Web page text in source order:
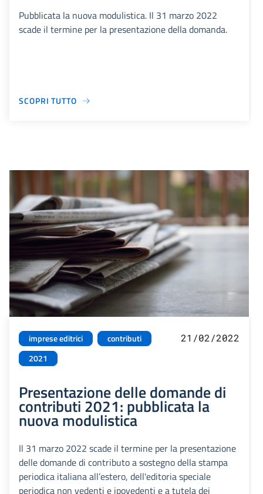
Pubblicata la nuova modulistica. Il 31 marzo 2022
scade il termine per la presentazione della domanda.
SCOPRI TUTTO
imprese editrici
contributi
2021
21/02/2022
Presentazione delle domande di
contributi 2021: pubblicata la
nuova modulistica
Il 31 marzo 2022 scade il termine per la presentazione
delle domande di contributo a sostegno della stampa
periodica italiana all’estero, dell'editoria speciale
periodica non vedenti e ipovedenti e a tutela dei